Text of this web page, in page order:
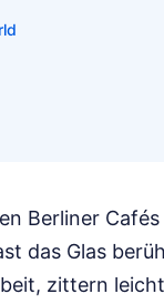
Berliner
das Glas
zittern